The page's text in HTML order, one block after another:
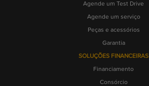
Agende um Test Drive
Agende um serviço
Peças e acessórios
Garantia
SOLUÇÕES FINANCEIRAS
Financiamento
Consórcio